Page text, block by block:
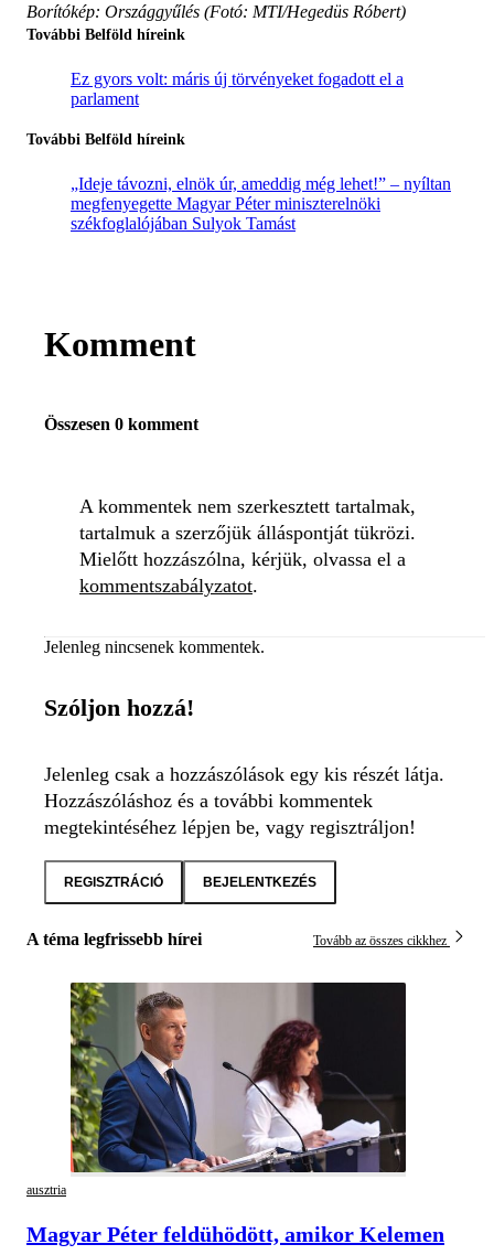
Borítókép: Országgyűlés (Fotó: MTI/Hegedüs Róbert)
További Belföld híreink
Ez gyors volt: máris új törvényeket fogadott el a
parlament
További Belföld híreink
„Ideje távozni, elnök úr, ameddig még lehet!” – nyíltan
megfenyegette Magyar Péter miniszterelnöki
székfoglalójában Sulyok Tamást
Komment
Összesen 0 komment
A kommentek nem szerkesztett tartalmak,
tartalmuk a szerzőjük álláspontját tükrözi.
Mielőtt hozzászólna, kérjük, olvassa el a
kommentszabályzatot.
Jelenleg nincsenek kommentek.
Szóljon hozzá!
Jelenleg csak a hozzászólások egy kis részét látja.
Hozzászóláshoz és a további kommentek
megtekintéséhez lépjen be, vagy regisztráljon!
REGISZTRÁCIÓ BEJELENTKEZÉS
A téma legfrissebb hírei Tovább az összes cikkhez
ausztria
Magyar Péter feldühödött, amikor Kelemen